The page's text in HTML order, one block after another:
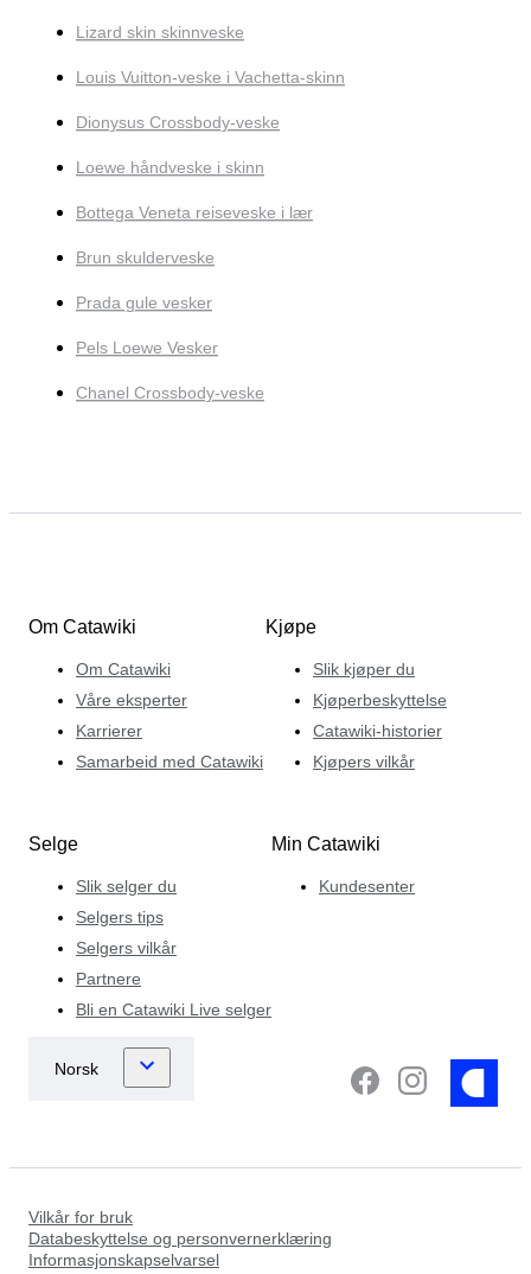
Lizard skin skinnveske
Louis Vuitton-veske i Vachetta-skinn
Dionysus Crossbody-veske
Loewe håndveske i skinn
Bottega Veneta reiseveske i lær
Brun skulderveske
Prada gule vesker
Pels Loewe Vesker
Chanel Crossbody-veske
Om Catawiki
Om Catawiki
Våre eksperter
Karrierer
Samarbeid med Catawiki
Kjøpe
Slik kjøper du
Kjøperbeskyttelse
Catawiki-historier
Kjøpers vilkår
Selge
Slik selger du
Selgers tips
Selgers vilkår
Partnere
Bli en Catawiki Live selger
Min Catawiki
Kundesenter
Vilkår for bruk
Databeskyttelse og personvernerklæring
Informasjonskapselvarsel